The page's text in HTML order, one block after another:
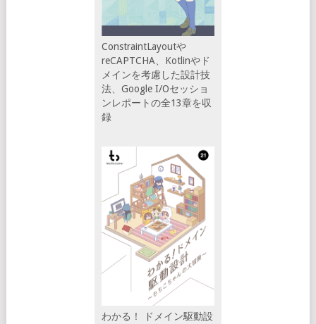
ConstraintLayoutや
reCAPTCHA、Kotlinやド
メインを考慮した設計技
法、Google I/Oセッショ
ンレポートの全13章を収
録
わかる！ ドメイン駆動設